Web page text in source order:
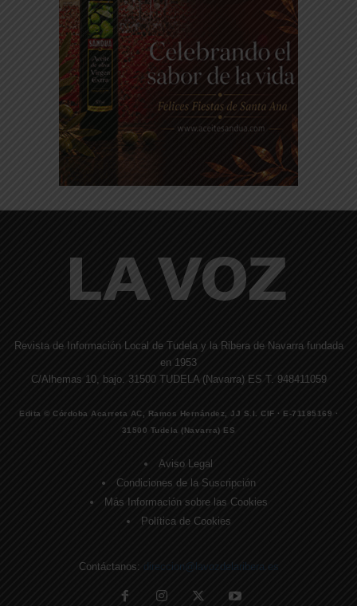
Revista de Información Local de Tudela y la Ribera de Navarra fundada
en 1953
C/Alhemas 10, bajo. 31500 TUDELA (Navarra) ES T. 948411059
Edita © Córdoba Acarreta AC, Ramos Hernández, JJ S.I. CIF · E-71185169 ·
31500 Tudela (Navarra) ES
Aviso Legal
Condiciones de la Suscripción
Más Información sobre las Cookies
Política de Cookies
Contáctanos: direccion@lavozdelaribera.es